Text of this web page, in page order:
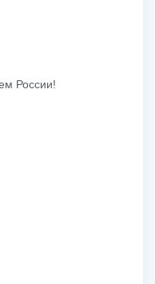
России!